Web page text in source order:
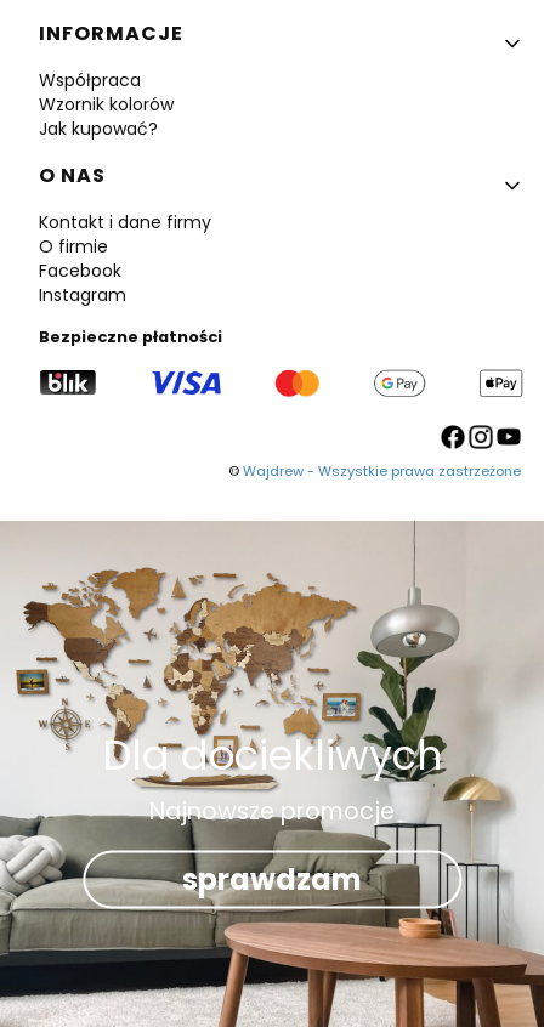
INFORMACJE
Współpraca
Wzornik kolorów
Jak kupować?
O NAS
Kontakt i dane firmy
O firmie
Facebook
Instagram
Bezpieczne płatności
©Wajdrew - Wszystkie prawa zastrzeżone
Dla dociekliwych
Najnowsze promocje
sprawdzam